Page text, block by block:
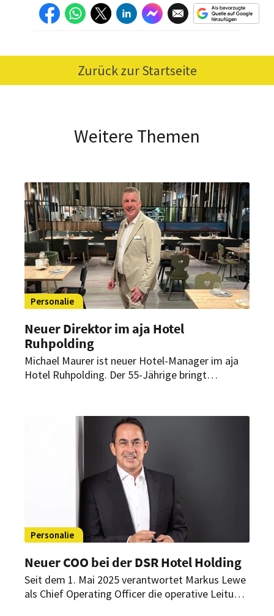
Zurück zur Startseite
Weitere Themen
Personalie
Neuer Direktor im aja Hotel
Ruhpolding
Michael Maurer ist neuer Hotel-Manager im aja
Hotel Ruhpolding. Der 55-Jährige bringt
Österreich, Frankreich und Italien als auch aus
über zehn Jahren Tätigkeit in der
Unternehmensberatung für die Branche.
Personalie
Neuer COO bei der DSR Hotel Holding
Seit dem 1. Mai 2025 verantwortet Markus Lewe
als Chief Operating Officer die operative Leitung